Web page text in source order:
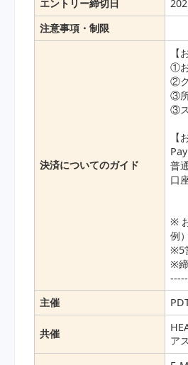
エントリー締切日
注意事項・制限
決済についてのガイド
①
②
③
③
普
口
※
例
※5
※
主催
共催
ア